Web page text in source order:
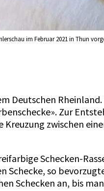
im Februar 2021 in Thun
Deutschen
Zur
zwischen
Schecken-
Schecke, so
Schecken an, bis